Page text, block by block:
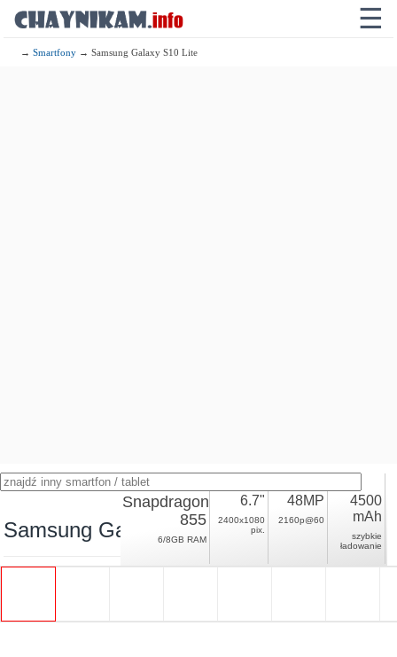
☰
→Smartfony → Samsung Galaxy S10 Lite
Samsung Galaxy S10 Lite
Snapdragon
855
6/8GB RAM
6.7"
2400x1080
pix.
48MP
2160p@60
4500
mAh
szybkie
ładowanie